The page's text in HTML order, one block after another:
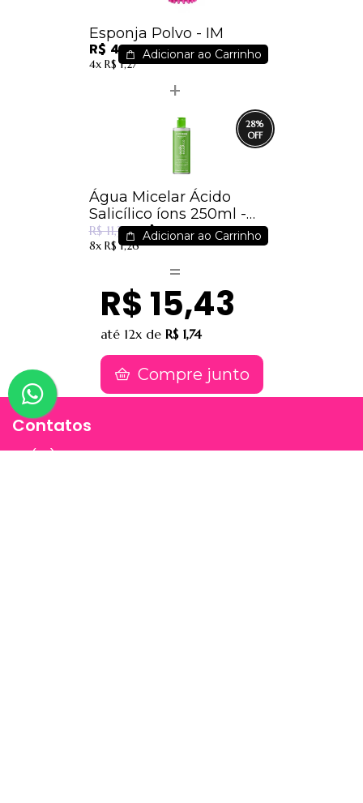
Esponja Polvo - IM
R$ 4,50
4x R$ 1,27
Adicionar ao Carrinho
28%
Água Micelar Ácido
Salicílico íons 250ml -
Dermachem
R$ 11,31 R$ 8,13
8x R$ 1,26
Adicionar ao Carrinho
R$ 15,43
até 12x de R$ 1,74
Compre junto
Contatos
(91) 9 8817-8188